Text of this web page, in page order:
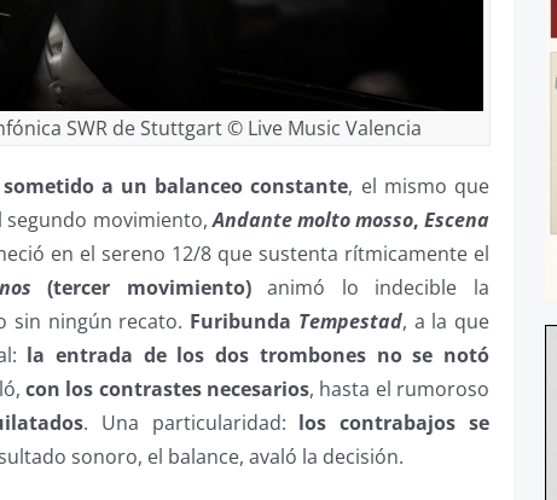
SWR de Stuttgart © Live Music Valencia
a un balanceo constante, el mismo que
segundo movimiento,Andante molto mosso, Escena
en el sereno 12/8 que sustenta rítmicamente el
(tercer movimiento)animó lo indecible la
sin ningún recato. Furibunda Tempestad, a la que
la entrada de los dos trombones no se notó
con los contrastes necesarios, hasta el rumoroso
. Una particularidad: los contrabajos se
sonoro, el balance, avaló la decisión.